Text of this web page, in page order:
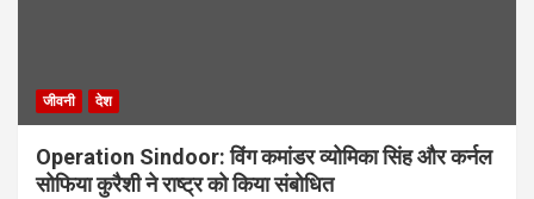
जीवनी देश
Operation Sindoor: विंग कमांडर व्योमिका सिंह और कर्नल
सोफिया कुरैशी ने राष्ट्र को किया संबोधित